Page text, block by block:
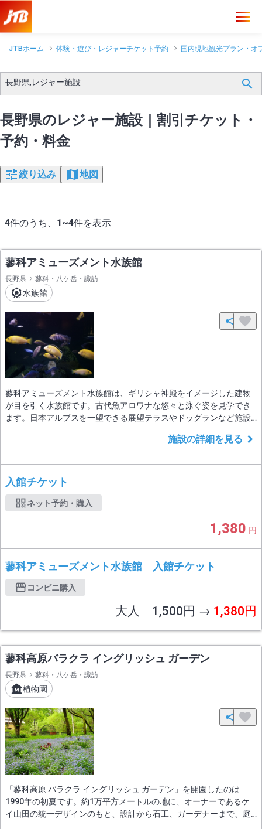
JTBホーム 体験・遊び・レジャーチケット予約 国内現地観光プラン・オ
長野県,レジャー施設
長野県のレジャー施設｜割引チケット・
予約・料金
絞り込み 地図
4件のうち、 1~4件を表示
蓼科アミューズメント水族館
長野県 蓼科・八ケ岳・諏訪
水族館
蓼科アミューズメント水族館は、ギリシャ神殿をイメージした建物
が目を引く水族館です。古代魚アロワナな悠々と泳ぐ姿を見学でき
ます。日本アルプスを一望できる展望テラスやドッグランなど施設
施設の詳細を見る
入館チケット
ネット予約・購入
1,380 円
蓼科アミューズメント水族館 入館チケット
コンビニ購入
大人 1,500円 → 1,380円
蓼科高原バラクラ イングリッシュ ガーデン
長野県 蓼科・八ケ岳・諏訪
植物園
「蓼科高原 バラクラ イングリッシュ ガーデン」を開園したのは
1990年の初夏です。約1万平方メートルの地に、オーナーであるケ
イ山田の統一デザインのもと、設計から石工、ガーデナーまで、庭